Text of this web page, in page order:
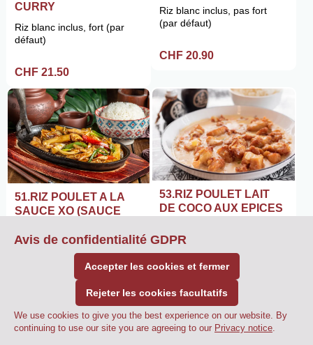
0 CHF 0.00 Commander
CURRY
Riz blanc inclus, fort (par
défaut)
CHF 21.50
Riz blanc inclus, pas fort
(par défaut)
CHF 20.90
51.RIZ POULET A LA
SAUCE XO (SAUCE
Riz blanc inclus, fort (par
53.RIZ POULET LAIT
DE COCO AUX EPICES
défaut)
CHF 23.90
Accepter les cookies et fermer
Rejeter les cookies facultatifs
Avis de confidentialité GDPR
We use cookies to give you the best experience on our website. By
continuing to use our site you are agreeing to our Privacy notice.